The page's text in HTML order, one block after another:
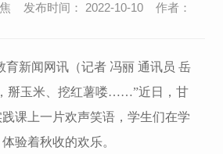
发布时间： 2022-10-10 作者：
育新闻网讯（记者 冯丽 通讯员 岳
掰玉米、挖红薯喽……”近日，甘
课上一片欢声笑语，学生们在学
验着秋收的欢乐。